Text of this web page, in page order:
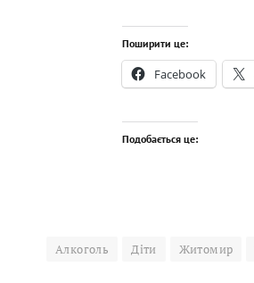
Поширити це:
Facebook
Подобається це:
Алкоголь Діти Житомир